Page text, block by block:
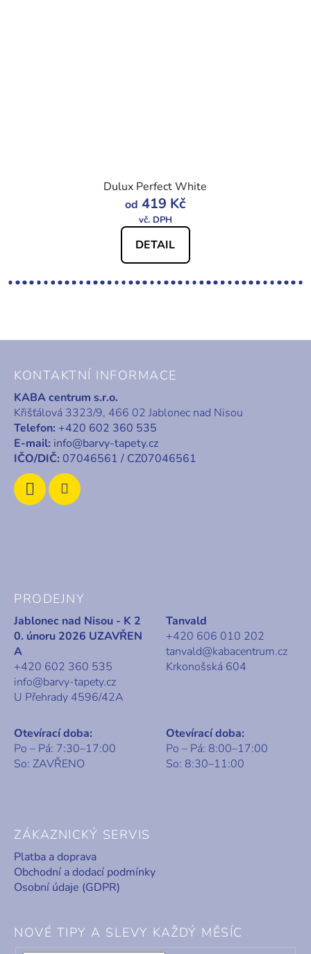
Dulux Perfect White
od 419 Kč
DETAIL
KONTAKTNÍ INFORMACE
KABA centrum s.r.o.
Křišťálová 3323/9, 466 02 Jablonec nad Nisou
Telefon: +420 602 360 535
E-mail: info@barvy-tapety.cz
IČO/DIČ: 07046561 / CZ07046561
PRODEJNY
Jablonec nad Nisou - K 2
0. únoru 2026 UZAVŘEN
A
+420 602 360 535
info@barvy-tapety.cz
U Přehrady 4596/42A
Tanvald
+420 606 010 202
tanvald@kabacentrum.cz
Krkonošská 604
Otevírací doba:
Po – Pá: 7:30–17:00
So: ZAVŘENO
Otevírací doba:
Po – Pá: 8:00–17:00
So: 8:30–11:00
ZÁKAZNICKÝ SERVIS
Platba a doprava
Obchodní a dodací podmínky
Osobní údaje (GDPR)
NOVÉ TIPY A SLEVY KAŽDÝ MĚSÍC